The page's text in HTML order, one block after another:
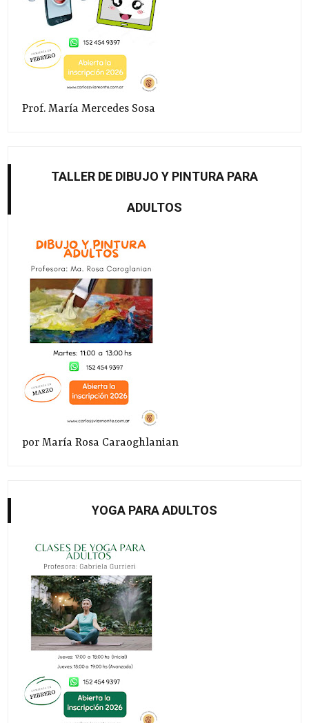
Prof. María Mercedes Sosa
TALLER DE DIBUJO Y PINTURA PARA
ADULTOS
por María Rosa Caraoghlanian
YOGA PARA ADULTOS